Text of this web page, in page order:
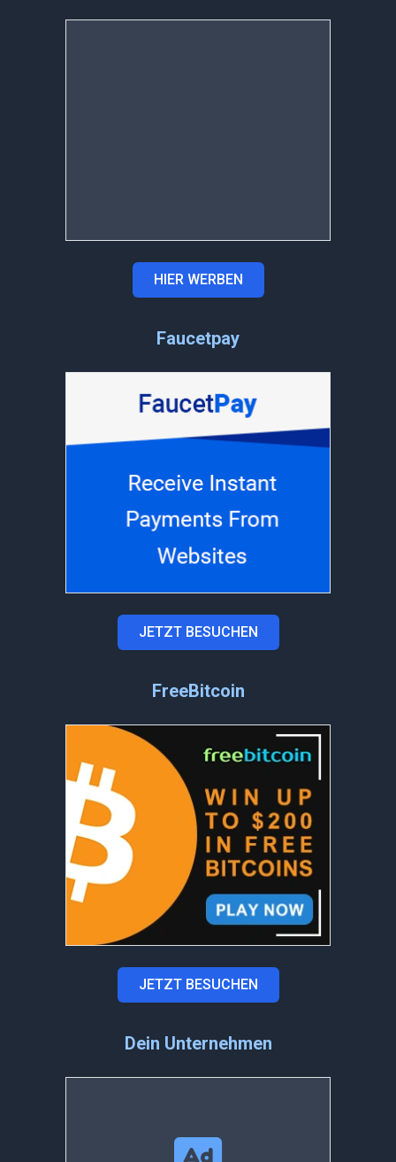
HIER WERBEN
Faucetpay
JETZT BESUCHEN
FreeBitcoin
JETZT BESUCHEN
Dein Unternehmen